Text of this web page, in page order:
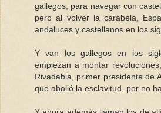
gallegos, para navegar con
pero al volver la carabela,
andaluces y castellanos en los
Y van los gallegos en los
empiezan a montar
Rivadabia, primer presidente de
que abolió la esclavitud, por no